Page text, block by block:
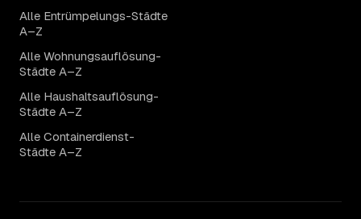
Alle Entrümpelungs-Städte
A–Z
Alle Wohnungsauflösung-
Städte A–Z
Alle Haushaltsauflösung-
Städte A–Z
Alle Containerdienst-
Städte A–Z